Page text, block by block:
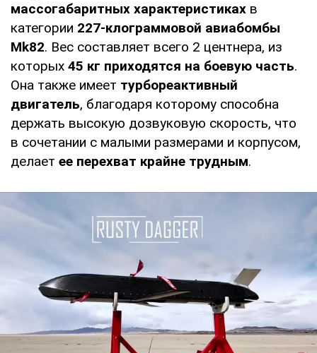
массогабаритных характеристиках в
категории 227-клограммовой авиабомбы
Mk82. Вес составляет всего 2 центнера, из
которых 45 кг приходятся на боевую часть.
Она также имеет турбореактивный
двигатель, благодаря которому способна
держать высокую дозвуковую скорость, что
в сочетании с малыми размерами и корпусом,
делает ее перехват крайне трудным.